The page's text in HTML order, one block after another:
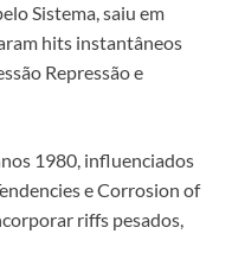
Sistema, saiu em
hits instantâneos
Repressão e
1980, influenciados
e Corrosion of
riffs pesados,